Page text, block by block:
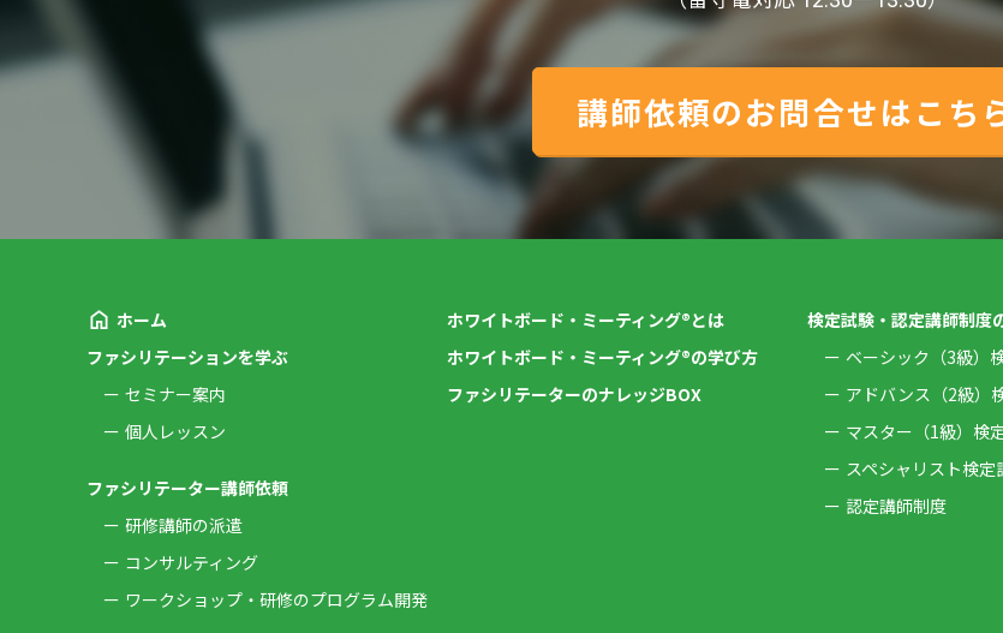
講師依頼のお問合せはこち
ホーム
ファシリテーションを学ぶ
セミナー案内
個人レッスン
ファシリテーター講師依頼
研修講師の派遣
コンサルティング
ワークショップ・研修のプログラム開発
ホワイトボード・ミーティング®とは
ホワイトボード・ミーティング®の学び方
ファシリテーターのナレッジBOX
検定試験・認定講師制度
ベーシック（3級）
アドバンス（2級）
マスター（1級）検
スペシャリスト検定
認定講師制度